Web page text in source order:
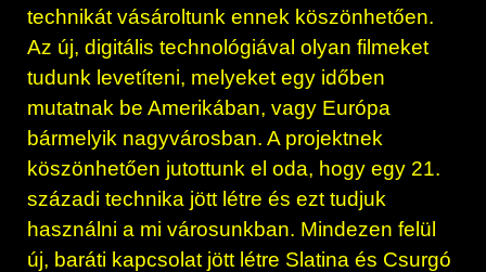
technikát vásároltunk ennek köszönhetően.
Az új, digitális technológiával olyan filmeket
tudunk levetíteni, melyeket egy időben
mutatnak be Amerikában, vagy Európa
bármelyik nagyvárosban. A projektnek
köszönhetően jutottunk el oda, hogy egy 21.
századi technika jött létre és ezt tudjuk
használni a mi városunkban. Mindezen felül
új, baráti kapcsolat jött létre Slatina és Csurgó